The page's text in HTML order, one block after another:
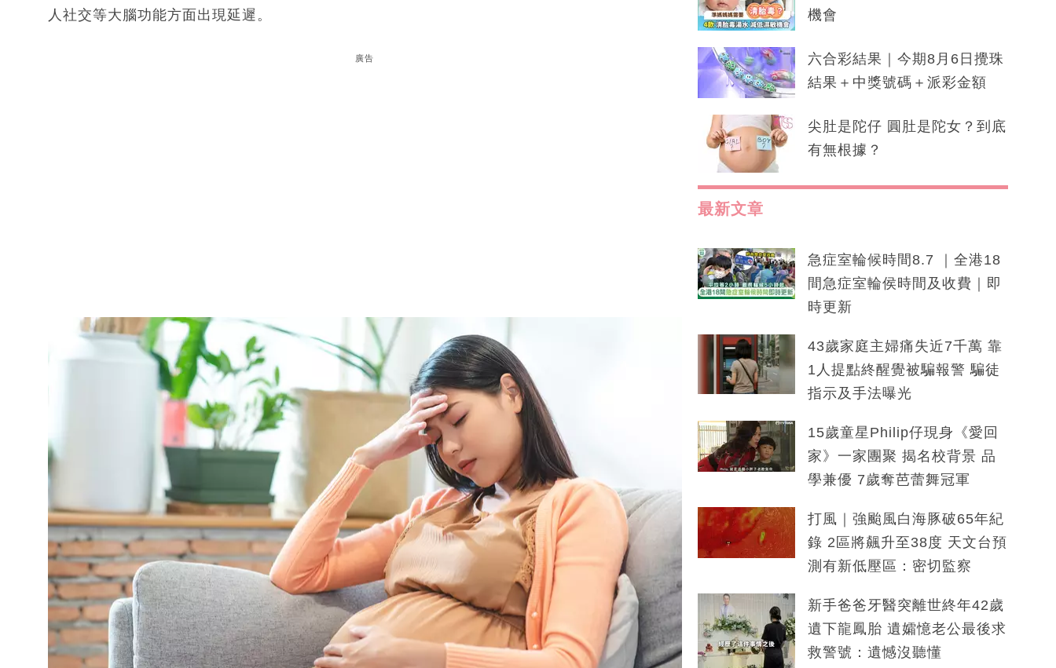
人社交等大腦功能方面出現延遲。
廣告
機會
六合彩結果｜今期8月6日攪珠
結果＋中獎號碼＋派彩金額
尖肚是陀仔 圓肚是陀女？到底
有無根據？
最新文章
急症室輪候時間8.7 ｜全港18
間急症室輪侯時間及收費｜即
時更新
43歲家庭主婦痛失近7千萬 靠
1人提點終醒覺被騙報警 騙徒
指示及手法曝光
15歲童星Philip仔現身《愛回
家》一家團聚 揭名校背景 品
學兼優 7歲奪芭蕾舞冠軍
打風｜強颱風白海豚破65年紀
錄 2區將飆升至38度 天文台預
測有新低壓區：密切監察
新手爸爸牙醫突離世終年42歲
遺下龍鳳胎 遺孀憶老公最後求
救警號：遺憾沒聽懂